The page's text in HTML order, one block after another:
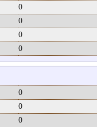
0
0
0
0
0
0
0